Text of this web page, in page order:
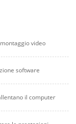
video
software
il computer